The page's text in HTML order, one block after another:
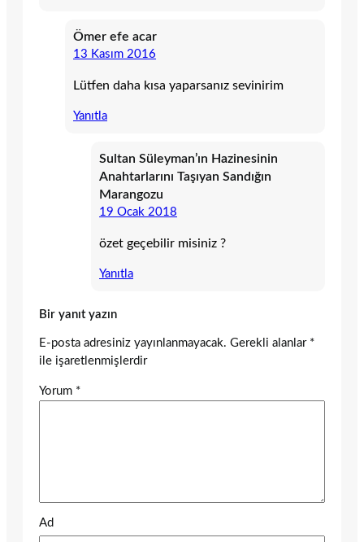
Ömer efe acar
13 Kasım 2016
Lütfen daha kısa yaparsanız sevinirim
Yanıtla
Sultan Süleyman’ın Hazinesinin
Anahtarlarını Taşıyan Sandığın
Marangozu
19 Ocak 2018
özet geçebilir misiniz ?
Yanıtla
Bir yanıt yazın
E-posta adresiniz yayınlanmayacak. Gerekli alanlar *
ile işaretlenmişlerdir
Yorum *
Ad